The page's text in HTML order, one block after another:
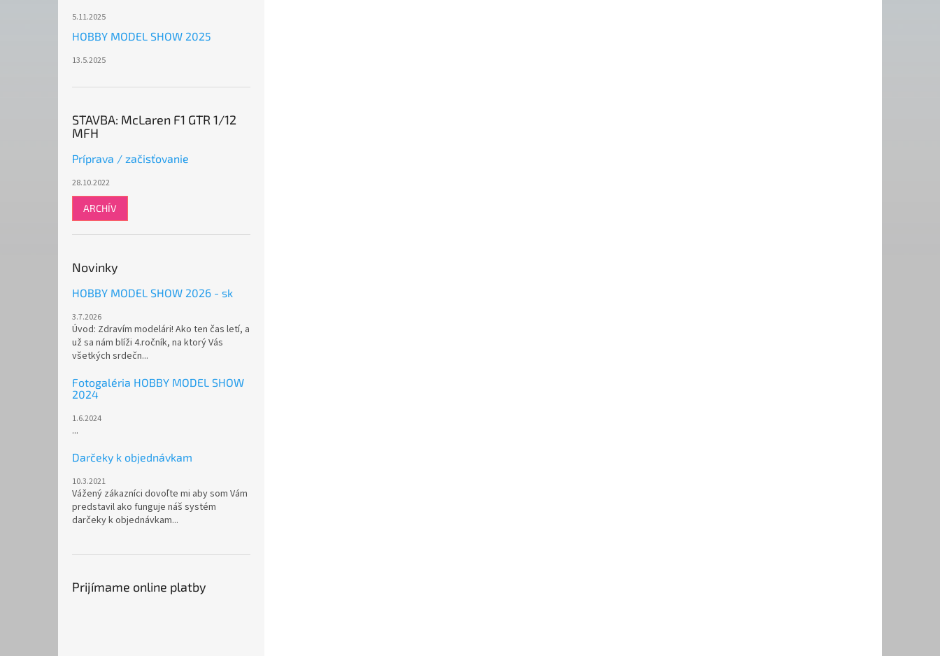
5.11.2025
HOBBY MODEL SHOW 2025
13.5.2025
STAVBA: McLaren F1 GTR 1/12
MFH
Príprava / začisťovanie
28.10.2022
ARCHÍV
Novinky
HOBBY MODEL SHOW 2026 - sk
3.7.2026
Úvod: Zdravím modelári! Ako ten čas letí, a
už sa nám blíži 4.ročník, na ktorý Vás
všetkých srdečn...
Fotogaléria HOBBY MODEL SHOW
2024
1.6.2024
...
Darčeky k objednávkam
10.3.2021
Vážený zákazníci dovoľte mi aby som Vám
predstavil ako funguje náš systém
darčeky k objednávkam...
Prijímame online platby